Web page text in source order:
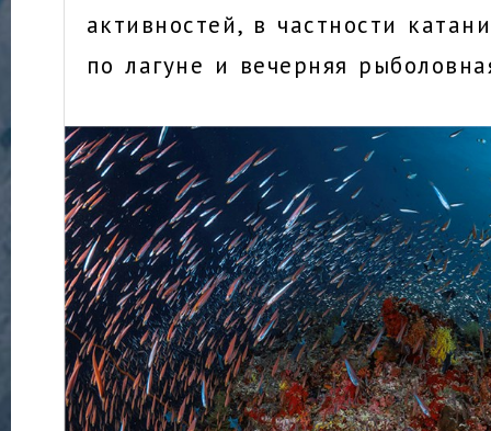
активностей, в частности
по лагуне и вечерняя